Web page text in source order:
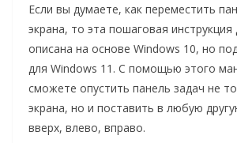
Если вы думаете, как переместить
экрана, то эта пошаговая инструкция
описана на основе Windows 10, но
для Windows 11. С помощью этого
сможете опустить панель задач не
экрана, но и поставить в любую
вверх, влево, вправо.